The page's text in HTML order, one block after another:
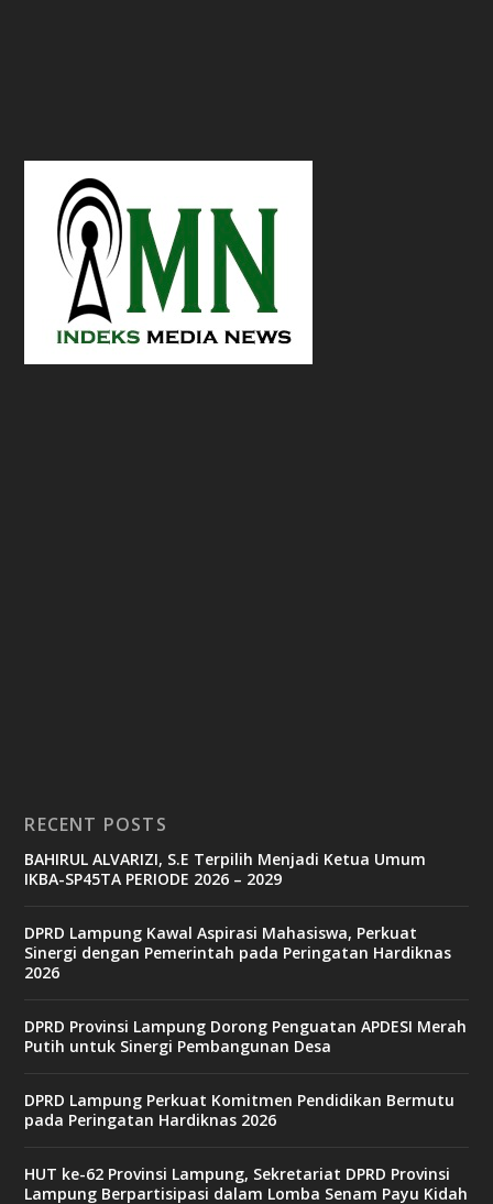
RECENT POSTS
BAHIRUL ALVARIZI, S.E Terpilih Menjadi Ketua Umum
IKBA-SP45TA PERIODE 2026 – 2029
DPRD Lampung Kawal Aspirasi Mahasiswa, Perkuat
Sinergi dengan Pemerintah pada Peringatan Hardiknas
2026
DPRD Provinsi Lampung Dorong Penguatan APDESI Merah
Putih untuk Sinergi Pembangunan Desa
DPRD Lampung Perkuat Komitmen Pendidikan Bermutu
pada Peringatan Hardiknas 2026
HUT ke-62 Provinsi Lampung, Sekretariat DPRD Provinsi
Lampung Berpartisipasi dalam Lomba Senam Payu Kidah